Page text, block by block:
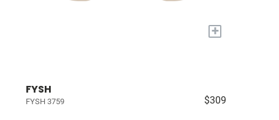
+
FYSH
FYSH 3759 $309